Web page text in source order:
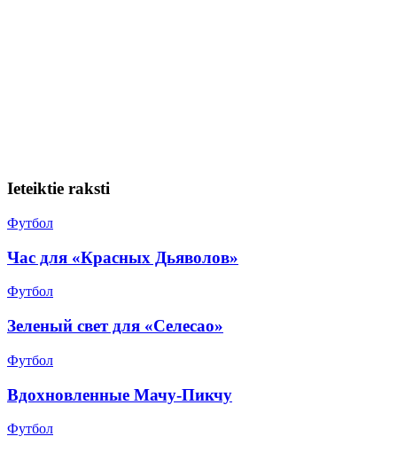
Ieteiktie raksti
Футбол
Час для «Красных Дьяволов»
Футбол
Зеленый свет для «Селесао»
Футбол
Вдохновленные Мачу-Пикчу
Футбол